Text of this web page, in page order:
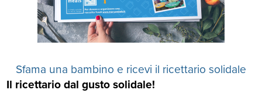
Sfama una bambino e ricevi il ricettario solidale
Il ricettario dal gusto solidale!